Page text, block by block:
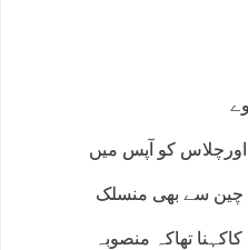
اورچلاس کو آپس میں
چین سے بھی منسلک
تھاکہ منصوبہ